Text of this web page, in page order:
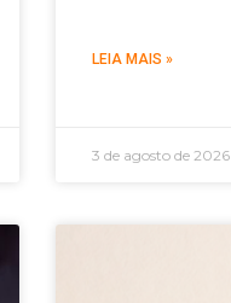
LEIA MAIS »
3 de agosto de 2026